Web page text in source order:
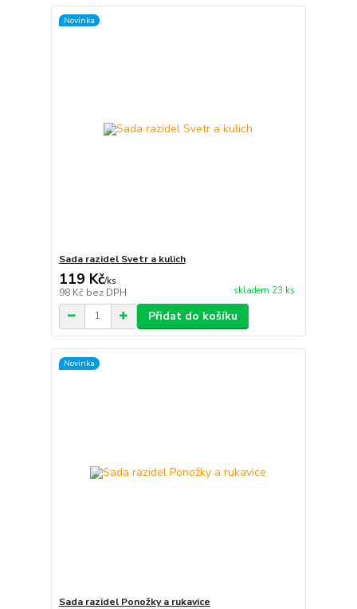
Novinka
Sada razidel Svetr a kulich
119 Kč/ks
98 Kč bez DPH skladem 23 ks
Přidat do košíku
Novinka
Sada razidel Ponožky a rukavice